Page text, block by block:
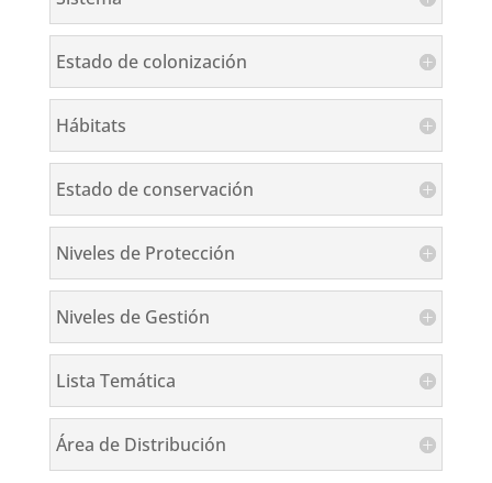
Estado de colonización
Hábitats
Estado de conservación
Niveles de Protección
Niveles de Gestión
Lista Temática
Área de Distribución